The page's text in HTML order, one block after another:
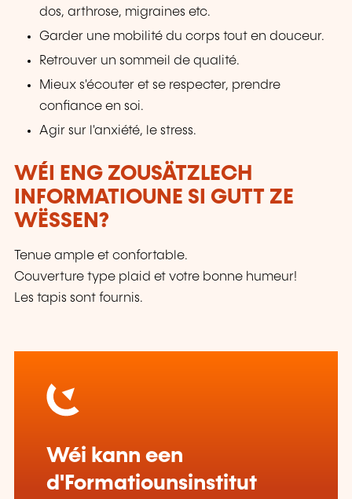
dos, arthrose, migraines etc.
Garder une mobilité du corps tout en douceur.
Retrouver un sommeil de qualité.
Mieux s'écouter et se respecter, prendre
confiance en soi.
Agir sur l'anxiété, le stress.
WÉI ENG ZOUSÄTZLECH
INFORMATIOUNE SI GUTT ZE
WËSSEN?
Tenue ample et confortable.
Couverture type plaid et votre bonne humeur!
Les tapis sont fournis.
Wéi kann een
d'Formatiounsinstitut